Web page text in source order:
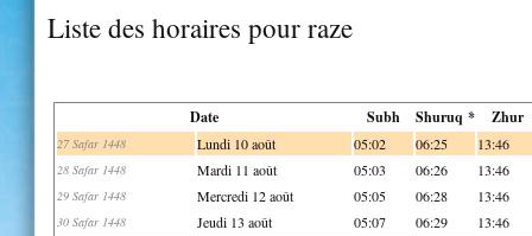
Liste des horaires pour raze
Date Subh Shuruq * Zhur
27 Safar 1448 Lundi 10 août 05:02 06:25 13:46
28 Safar 1448 Mardi 11 août 05:03 06:26 13:46
29 Safar 1448 Mercredi 12 août 05:05 06:28 13:46
30 Safar 1448 Jeudi 13 août 05:07 06:29 13:46